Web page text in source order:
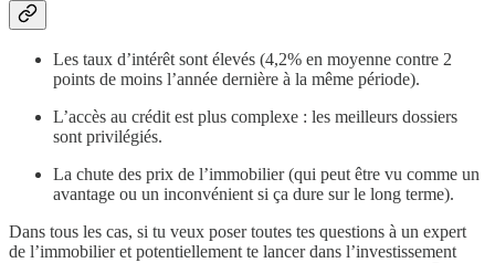
Les taux d’intérêt sont élevés (4,2% en moyenne contre 2
points de moins l’année dernière à la même période).
L’accès au crédit est plus complexe : les meilleurs dossiers
sont privilégiés.
La chute des prix de l’immobilier (qui peut être vu comme un
avantage ou un inconvénient si ça dure sur le long terme).
Dans tous les cas, si tu veux poser toutes tes questions à un expert
de l’immobilier et potentiellement te lancer dans l’investissement